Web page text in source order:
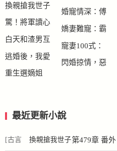
妃名滿天下
換親搶我世子
妃？我靠名媛
系統殺瘋了
驚！將軍讀心
後鹹魚美人被
迫盛寵
白天和渣男互
毆，戰神王妃
夜刀人
逃婚後，我愛
上了死對頭
重生選嫡姐
崽崽竟是滿級
腹黑暴君
婚寵情深：傅
先生請剋制
嬌妻難寵：霸
道總裁很有愛
寵妻100式：
高冷總裁鎖腰
閃婚掠情，惡
最近更新小說
[古言 換親搶我世子第479章 番外